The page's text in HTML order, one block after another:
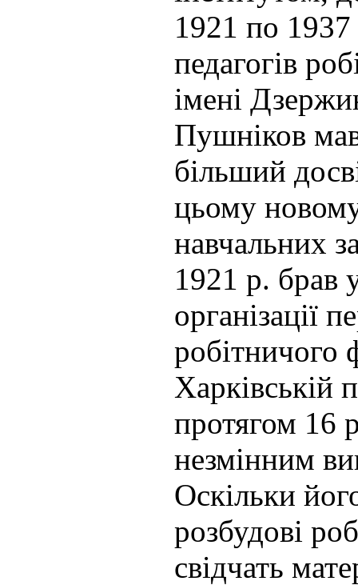
1921 по
педагогів
імені
Пушніков
більший
цьому
навчальних
1921 р. брав
організації
робітничого
Харківській
протягом 16
незмінним
Оскільки
розбудові
свідчать